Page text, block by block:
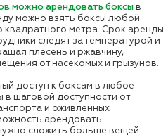
можно арендовать боксы в
можно взять боксы любой
метра. Срок аренды
следят за температурой и
плесень и ржавчину,
от насекомых и грызунов.
доступ к боксам в любое
в шаговой доступности от
и оживленных
арендовать
сложить больше вещей.